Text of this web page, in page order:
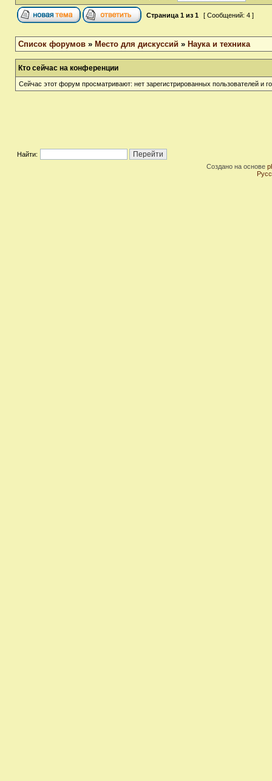
Страница 1 из 1 [ Сообщений: 4 ]
Список форумов » Место для дискуссий » Наука и техника
Кто сейчас на конференции
Сейчас этот форум просматривают: нет зарегистрированных пользователей и
Найти:
Создано на основе